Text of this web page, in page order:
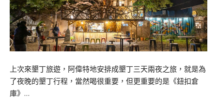
上次來墾丁旅遊，阿偉特地安排成墾丁三天兩夜之旅，就是為
了夜晚的墾丁行程，當然喝很重要，但更重要的是《鈕扣倉
庫》…